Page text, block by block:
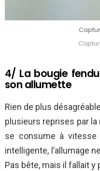
4/ La bougie
son allumette
Rien de plus
plusieurs reprises par
se consume à vitesse
intelligente, l’allumage
Pas bête, mais il fallait y